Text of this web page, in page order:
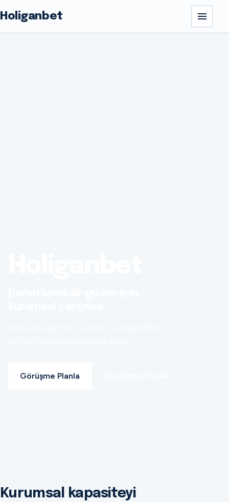
Holiganbet
Görüşme Planla
Kurumsal kapasiteyi